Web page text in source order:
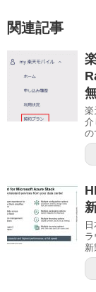
関連記事
楽
介
の
新